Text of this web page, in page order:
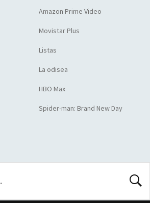
Amazon Prime Video
Movistar Plus
Listas
La odisea
HBO Max
Spider-man: Brand New Day